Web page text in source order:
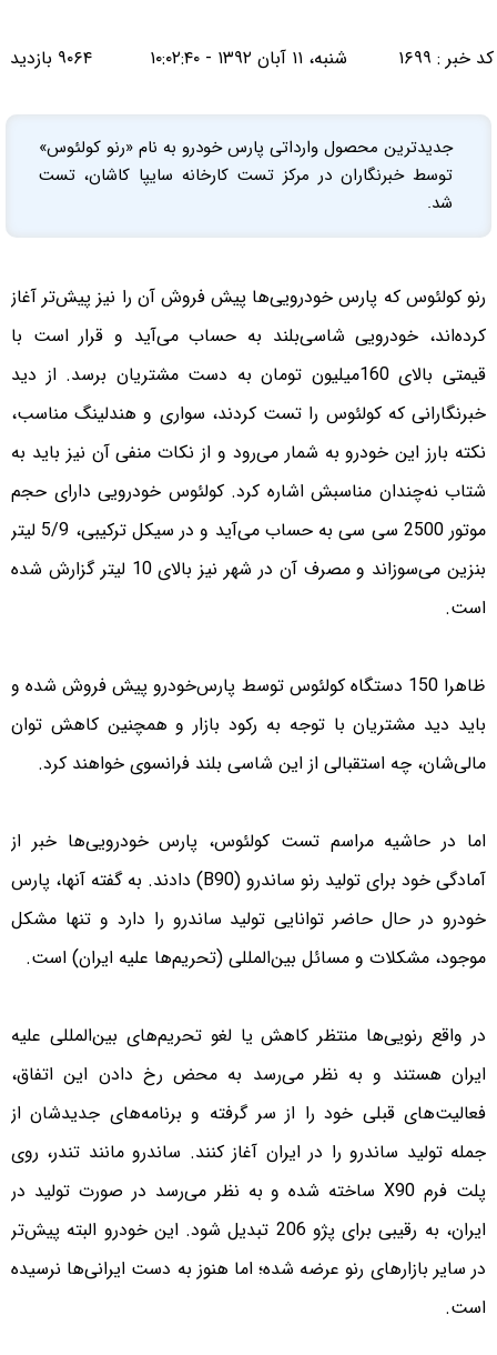
کد خبر : ۱۶۹۹ شنبه، ۱۱ آبان ۱۳۹۲ - ۱۰:۰۲:۴۰ ۹۰۶۴ بازدید
جدیدترین محصول وارداتی پارس خودرو به نام «رنو کولئوس»
توسط خبرنگاران در مرکز تست کارخانه سایپا کاشان، تست
شد.
رنو کولئوس که پارس خودرویی‌ها پیش فروش آن را نیز پیش‌تر آغاز
کرده‌اند، خودرویی شاسی‌بلند به حساب می‌آید و قرار است با
قیمتی بالای 160میلیون تومان به دست مشتریان برسد. از دید
خبرنگارانی که کولئوس را تست کردند، سواری و هندلینگ مناسب،
نکته بارز این خودرو به شمار می‌رود و از نکات منفی آن نیز باید به
شتاب نه‌چندان مناسبش اشاره کرد. کولئوس خودرویی دارای حجم
موتور 2500 سی سی به حساب می‌آید و در سیکل ترکیبی، 5/9 لیتر
بنزین می‌سوزاند و مصرف آن در شهر نیز بالای 10 لیتر گزارش شده
است.
ظاهرا 150 دستگاه کولئوس توسط پارس‌خودرو پیش فروش شده و
باید دید مشتریان با توجه به رکود بازار و همچنین کاهش توان
مالی‌شان، چه استقبالی از این شاسی بلند فرانسوی خواهند کرد.
اما در حاشیه مراسم تست کولئوس، پارس خودرویی‌ها خبر از
آمادگی خود برای تولید رنو ساندرو (B90) دادند. به گفته آنها، پارس
خودرو در حال حاضر توانایی تولید ساندرو را دارد و تنها مشکل
موجود، مشکلات و مسائل بین‌المللی (تحریم‌ها علیه ایران) است.
در واقع رنویی‌ها منتظر کاهش یا لغو تحریم‌های بین‌المللی علیه
ایران هستند و به نظر می‌رسد به محض رخ دادن این اتفاق،
فعالیت‌های قبلی خود را از سر گرفته و برنامه‌های جدیدشان از
جمله تولید ساندرو را در ایران آغاز کنند. ساندرو مانند تندر، روی
پلت فرم X90 ساخته شده و به نظر می‌رسد در صورت تولید در
ایران، به رقیبی برای پژو 206 تبدیل شود. این خودرو البته پیش‌تر
در سایر بازارهای رنو عرضه شده؛ اما هنوز به دست ایرانی‌ها نرسیده
است.